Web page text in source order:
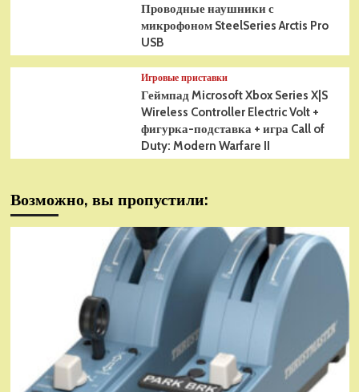
Проводные наушники с
микрофоном SteelSeries Arctis Pro
USB
Игровые приставки
Геймпад Microsoft Xbox Series X|S
Wireless Controller Electric Volt +
фигурка-подставка + игра Call of
Duty: Modern Warfare II
Возможно, вы пропустили: